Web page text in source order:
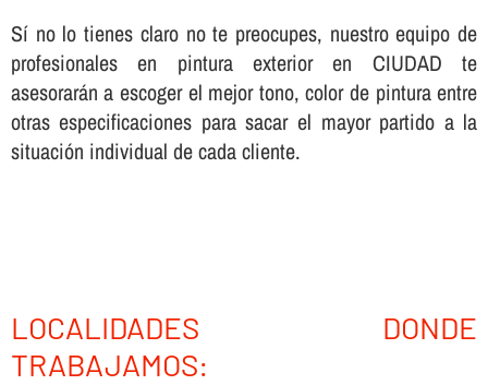
Sí­ no lo tienes claro no te preocupes, nuestro equipo de
profesionales en pintura exterior en CIUDAD te
asesorarán a escoger el mejor tono, color de pintura entre
otras especificaciones para sacar el mayor partido a la
situación individual de cada cliente.
LOCALIDADES DONDE
TRABAJAMOS: